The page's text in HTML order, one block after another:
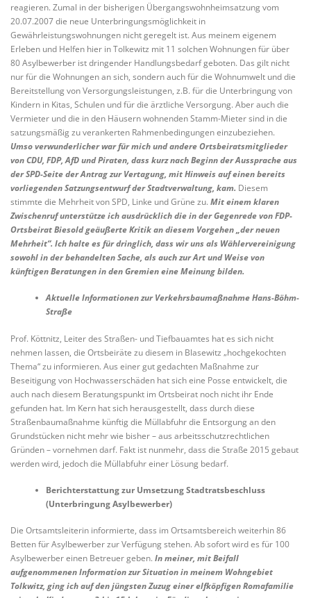
reagieren. Zumal in der bisherigen Übergangswohnheimsatzung vom
20.07.2007 die neue Unterbringungsmöglichkeit in
Gewährleistungswohnungen nicht geregelt ist. Aus meinem eigenem
Erleben und Helfen hier in Tolkewitz mit 11 solchen Wohnungen für über
80 Asylbewerber ist dringender Handlungsbedarf geboten. Das gilt nicht
nur für die Wohnungen an sich, sondern auch für die Wohnumwelt und die
Bereitstellung von Versorgungsleistungen, z.B. für die Unterbringung von
Kindern in Kitas, Schulen und für die ärztliche Versorgung. Aber auch die
Vermieter und die in den Häusern wohnenden Stamm-Mieter sind in die
satzungsmäßig zu verankerten Rahmenbedingungen einzubeziehen.
Umso verwunderlicher war für mich und andere Ortsbeiratsmitglieder
von CDU, FDP, AfD und Piraten, dass kurz nach Beginn der Aussprache aus
der SPD-Seite der Antrag zur Vertagung, mit Hinweis auf einen bereits
vorliegenden Satzungsentwurf der Stadtverwaltung, kam. Diesem
stimmte die Mehrheit von SPD, Linke und Grüne zu. Mit einem klaren
Zwischenruf unterstütze ich ausdrücklich die in der Gegenrede von FDP-
Ortsbeirat Biesold geäußerte Kritik an diesem Vorgehen „der neuen
Mehrheit“. Ich halte es für dringlich, dass wir uns als Wählervereinigung
sowohl in der behandelten Sache, als auch zur Art und Weise von
künftigen Beratungen in den Gremien eine Meinung bilden.
Aktuelle Informationen zur Verkehrsbaumaßnahme Hans-Böhm-
Straße
Prof. Köttnitz, Leiter des Straßen- und Tiefbauamtes hat es sich nicht
nehmen lassen, die Ortsbeiräte zu diesem in Blasewitz „hochgekochten
Thema“ zu informieren. Aus einer gut gedachten Maßnahme zur
Beseitigung von Hochwasserschäden hat sich eine Posse entwickelt, die
auch nach diesem Beratungspunkt im Ortsbeirat noch nicht ihr Ende
gefunden hat. Im Kern hat sich herausgestellt, dass durch diese
Straßenbaumaßnahme künftig die Müllabfuhr die Entsorgung an den
Grundstücken nicht mehr wie bisher – aus arbeitsschutzrechtlichen
Gründen – vornehmen darf. Fakt ist nunmehr, dass die Straße 2015 gebaut
werden wird, jedoch die Müllabfuhr einer Lösung bedarf.
Berichterstattung zur Umsetzung Stadtratsbeschluss
(Unterbringung Asylbewerber)
Die Ortsamtsleiterin informierte, dass im Ortsamtsbereich weiterhin 86
Betten für Asylbewerber zur Verfügung stehen. Ab sofort wird es für 100
Asylbewerber einen Betreuer geben. In meiner, mit Beifall
aufgenommenen Information zur Situation in meinem Wohngebiet
Tolkwitz, ging ich auf den jüngsten Zuzug einer elfköpfigen Romafamilie